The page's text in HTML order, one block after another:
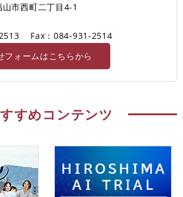
山市西町二丁目4-1
Fax：084-931-2514
フォームはこちらから
すめコンテンツ